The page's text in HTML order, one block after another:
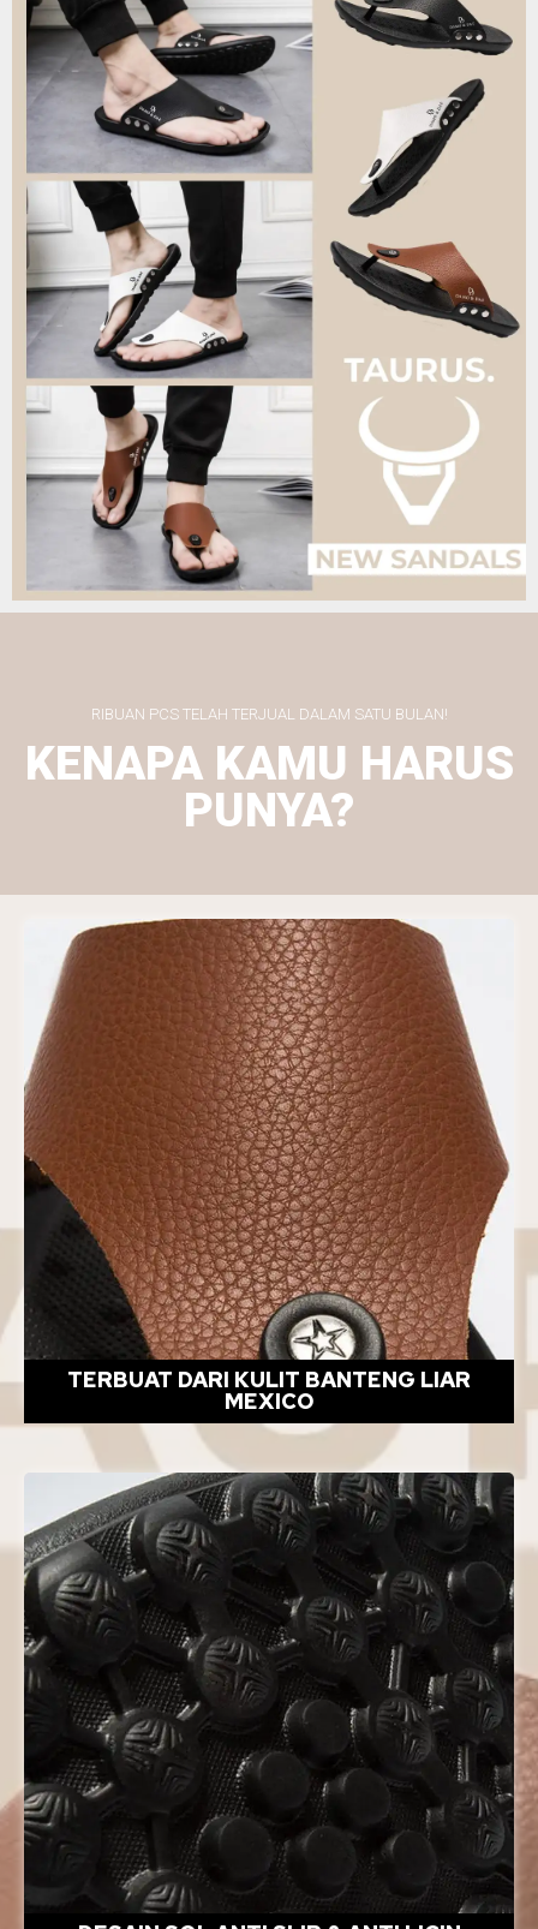
RIBUAN PCS TELAH TERJUAL DALAM SATU BULAN!
KENAPA KAMU HARUS
PUNYA?
TERBUAT DARI KULIT BANTENG LIAR
MEXICO